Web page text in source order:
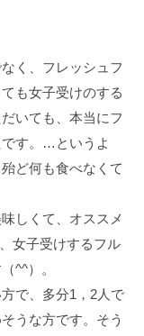
く、フレッシュフ
も女子受けのする
いても、本当にフ
す。…というよ
ど何も食べなくて
しくて、オススメ
女子受けするフル
^^）。
で、多分1，2人で
うな方です。そう